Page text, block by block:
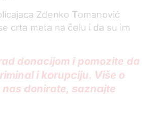
Zdenko Tomanović
crta meta na čelu i da su im
donacijom i pomozite da
i korupciju. Više o
donirate, saznajte